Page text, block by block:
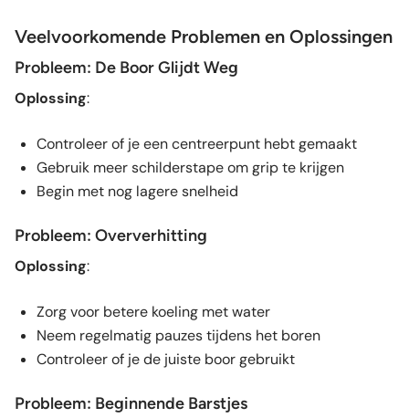
Veelvoorkomende Problemen en Oplossingen
Probleem: De Boor Glijdt Weg
Oplossing:
Controleer of je een centreerpunt hebt gemaakt
Gebruik meer schilderstape om grip te krijgen
Begin met nog lagere snelheid
Probleem: Oververhitting
Oplossing:
Zorg voor betere koeling met water
Neem regelmatig pauzes tijdens het boren
Controleer of je de juiste boor gebruikt
Probleem: Beginnende Barstjes